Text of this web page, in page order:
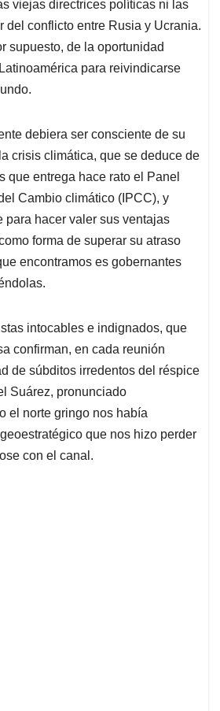
viejas directrices políticas ni las
del conflicto entre Rusia y Ucrania.
supuesto, de la oportunidad
para reivindicarse
debiera ser consciente de su
crisis climática, que se deduce de
que entrega hace rato el Panel
Cambio climático (IPCC), y
para hacer valer sus ventajas
forma de superar su atraso
encontramos es gobernantes
intocables e indignados, que
confirman, en cada reunión
de súbditos irredentos del réspice
Suárez, pronunciado
el norte gringo nos había
que nos hizo perder
con el canal.